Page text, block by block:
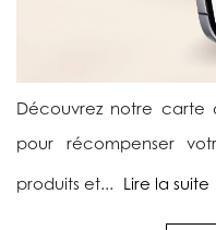
Découvrez notre carte
pour récompenser
produits et... Lire la suite